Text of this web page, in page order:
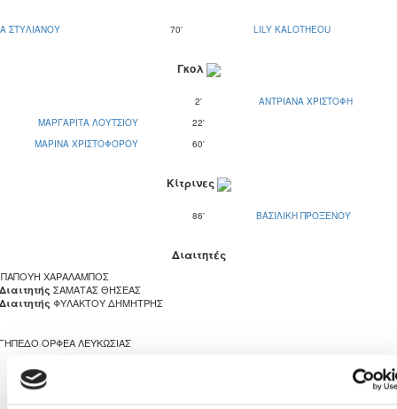
ΣΤΥΛΙΑΝΟΥ 70' LILY KALOTHEOU
Γκολ
2'
ΑΝΤΡΙΑΝΑ ΧΡΙΣΤΟΦΗ
ΜΑΡΓΑΡΙΤΑ ΛΟΥΤΣΙΟΥ
22'
ΜΑΡΙΝΑ ΧΡΙΣΤΟΦΟΡΟΥ
60'
Κίτρινες
86' ΒΑΣΙΛΙΚΗ ΠΡΟΞΕΝΟΥ
Διαιτητές
ΧΑΡΑΛΑΜΠΟΣ
ΣΑΜΑΤΑΣ ΘΗΣΕΑΣ
ΦΥΛΑΚΤΟΥ ΔΗΜΗΤΡΗΣ
ΟΡΦΕΑ ΛΕΥΚΩΣΙΑΣ